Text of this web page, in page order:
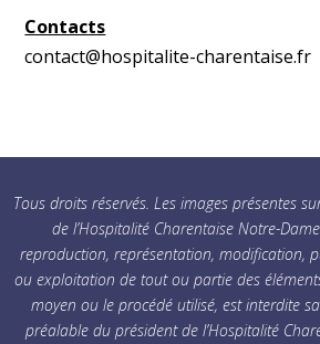
Contacts
contact@hospitalite-charentaise.fr
Tous droits réservés. Les images présentes
de l’Hospitalité Charentaise Notre-
reproduction, représentation, modification,
ou exploitation de tout ou partie des
moyen ou le procédé utilisé, est interdite
préalable du président de l’Hospitalité